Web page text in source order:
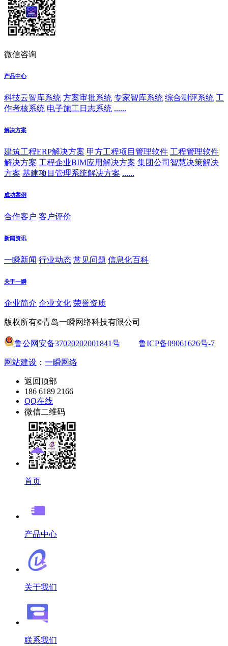
微信咨询
产品中心
科技云智库系统 方案审批系统 专家智库系统 综合测评系统 工
作考核系统 电子施工日志系统 ......
解决方案
建筑工程ERP解决方案 甲方工程项目管理软件 工程管理软件
解决方案 工程企业BIM应用解决方案 集团公司智慧决策解决
方案 基建项目管理系统解决方案 ......
成功案例
合作客户 客户评价
新闻资讯
一瞬新闻 行业动态 常见问题 信息化百科
关于一瞬
企业简介 企业文化 荣誉资质
版权所有©青岛一瞬网络科技有限公司
鲁公网安备37020202001841号 鲁ICP备09061626号-7
网站建设 ： 一瞬网络
返回顶部
186 6189 2166
QQ在线
微信二维码
首页
产品中心
关于我们
联系我们